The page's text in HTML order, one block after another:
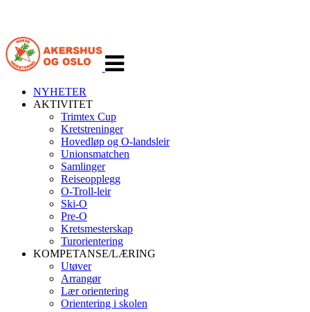
navigasjon
NYHETER
AKTIVITET
Trimtex Cup
Kretstreninger
Hovedløp og O-landsleir
Unionsmatchen
Samlinger
Reiseopplegg
O-Troll-leir
Ski-O
Pre-O
Kretsmesterskap
Turorientering
KOMPETANSE/LÆRING
Utøver
Arrangør
Lær orientering
Orientering i skolen